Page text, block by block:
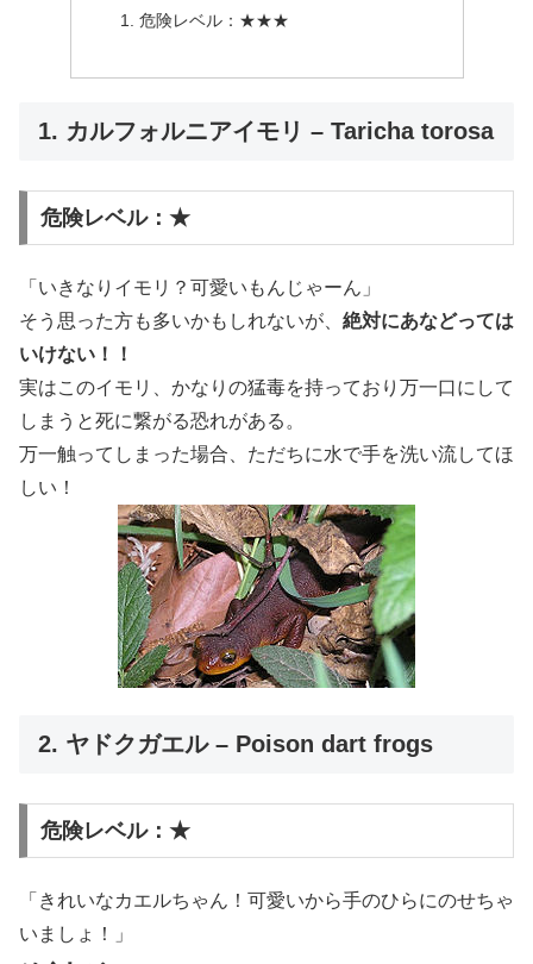
危険レベル：★★★
1. カルフォルニアイモリ – Taricha torosa
危険レベル：★
「いきなりイモリ？可愛いもんじゃーん」
そう思った方も多いかもしれないが、 絶対にあなどっては
いけない！！
実はこのイモリ、かなりの猛毒を持っており万一口にして
しまうと死に繋がる恐れがある。
万一触ってしまった場合、ただちに水で手を洗い流してほ
しい！
2. ヤドクガエル – Poison dart frogs
危険レベル：★
「きれいなカエルちゃん！可愛いから手のひらにのせちゃ
いましょ！」